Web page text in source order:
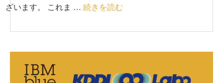
ざいます。 これま … 続きを読む